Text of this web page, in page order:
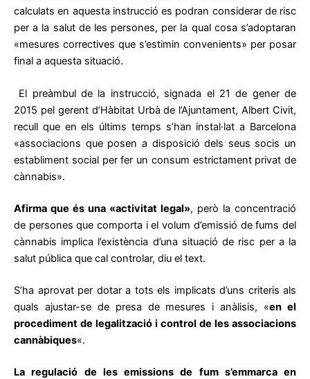
calculats en aquesta instrucció es podran considerar de risc
per a la salut de les persones, per la qual cosa s’adoptaran
«mesures correctives que s’estimin convenients» per posar
final a aquesta situació.
El preàmbul de la instrucció, signada el 21 de gener de
2015 pel gerent d’Hàbitat Urbà de l’Ajuntament, Albert Civit,
recull que en els últims temps s’han instal·lat a Barcelona
«associacions que posen a disposició dels seus socis un
establiment social per fer un consum estrictament privat de
cànnabis».
Afirma que és una «activitat legal», però la concentració
de persones que comporta i el volum d’emissió de fums del
cànnabis implica l’existència d’una situació de risc per a la
salut pública que cal controlar, diu el text.
S’ha aprovat per dotar a tots els implicats d’uns criteris als
quals ajustar-se de presa de mesures i anàlisis, «en el
procediment de legalització i control de les associacions
cannàbiques«.
La regulació de les emissions de fum s’emmarca en